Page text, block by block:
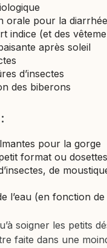
orale pour la
indice (et des
après soleil
d’insectes
des biberons
pour la gorge
format ou
de
l’eau (en fonction
soigner les petits
faite dans une